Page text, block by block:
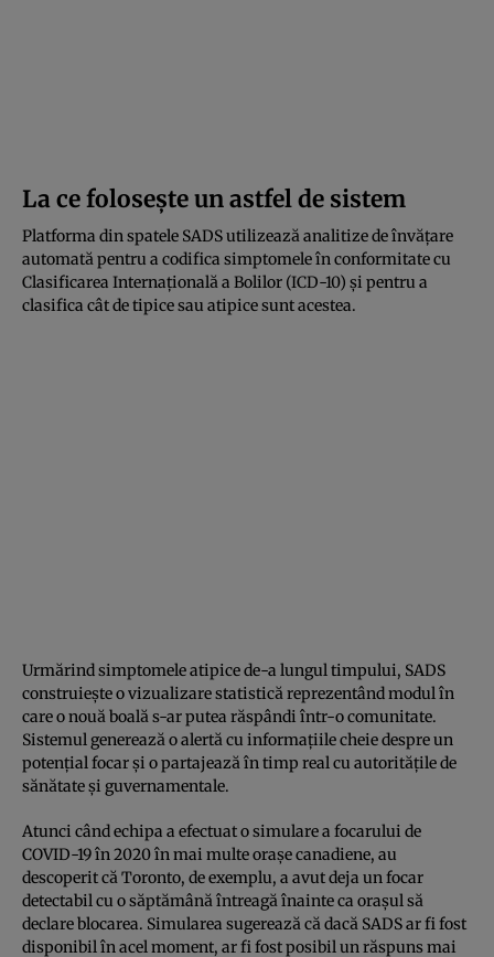
La ce folosește un astfel de sistem
Platforma din spatele SADS utilizează analitize de învățare
automată pentru a codifica simptomele în conformitate cu
Clasificarea Internațională a Bolilor (ICD-10) și pentru a
clasifica cât de tipice sau atipice sunt acestea.
Urmărind simptomele atipice de-a lungul timpului, SADS
construiește o vizualizare statistică reprezentând modul în
care o nouă boală s-ar putea răspândi într-o comunitate.
Sistemul generează o alertă cu informațiile cheie despre un
potențial focar și o partajează în timp real cu autoritățile de
sănătate și guvernamentale.
Atunci când echipa a efectuat o simulare a focarului de
COVID-19 în 2020 în mai multe orașe canadiene, au
descoperit că Toronto, de exemplu, a avut deja un focar
detectabil cu o săptămână întreagă înainte ca orașul să
declare blocarea. Simularea sugerează că dacă SADS ar fi fost
disponibil în acel moment, ar fi fost posibil un răspuns mai